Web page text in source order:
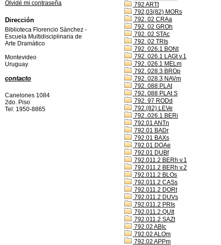
792 ARTt
792,03(82) MORs
792. 02 CRAa
792. 02 GROh
792. 02 STAc
792. 02 TRIs
792. 026.1 BONt
792. 026.1 LAGt v.1
792. 026.1 MELm
792. 028.3 BROp
792. 028.3 NAVm
792. 088 PLAt
792. 088 PLAt S
792. 97 RODd
792.(82) LEVe
792..026.1 BERi
792.01 ANTn
792.01 BADr
792.01 BAXs
792.01 DOAe
792.01 DUBf
792.011.2 BERh v.1
792.011.2 BERh v.2
792.011.2 BLOs
792.011.2 CASs
792.011.2 DORt
792.011.2 DUVs
792.011.2 PRIs
792.011.2 QUIt
792.011.2 SAZt
792.02 ABIc
792.02 ALOm
792.02 APPm
Olvidé mi contraseña
Dirección
Biblioteca Florencio Sànchez -
Escuela Multidisciplinaria de
Arte Dramàtico
Montevideo
Uruguay
contacto
Canelones 1084
2do. Piso
Tel: 1950-8865